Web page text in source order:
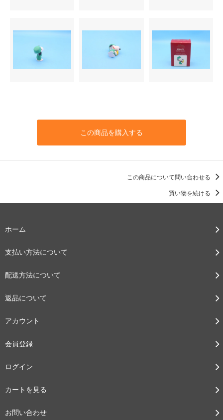
この商品を購入する
この商品について問い合わせる
買い物を続ける
ホーム
支払い方法について
配送方法について
返品について
アカウント
会員登録
ログイン
カートを見る
お問い合わせ